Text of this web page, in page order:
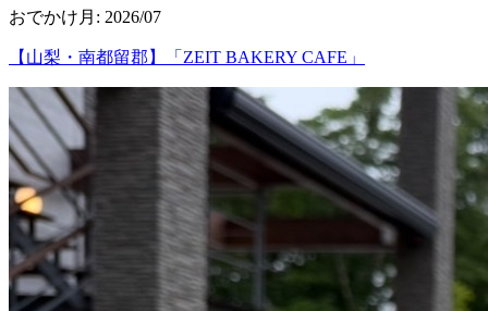
おでかけ月 : 2026/07
【山梨・南都留郡】「ZEIT BAKERY CAFE」